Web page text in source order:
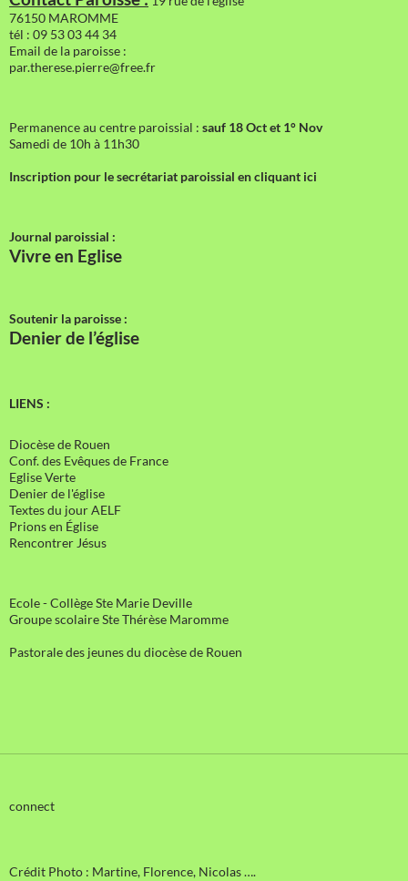
76150 MAROMME
tél : 09 53 03 44 34
Email de la paroisse :
par.therese.pierre@free.fr
Permanence au centre paroissial : sauf 18 Oct et 1° Nov
Samedi de 10h à 11h30
Inscription pour le secrétariat paroissial en cliquant ici
Journal paroissial :
Vivre en Eglise
Soutenir la paroisse :
Denier de l’église
LIENS :
Diocèse de Rouen
Conf. des Evêques de France
Eglise Verte
Denier de l'église
Textes du jour AELF
Prions en Église
Rencontrer Jésus
Ecole - Collège Ste Marie Deville
Groupe scolaire Ste Thérèse Maromme
Pastorale des jeunes du diocèse de Rouen
connect
Crédit Photo : Martine, Florence, Nicolas ….